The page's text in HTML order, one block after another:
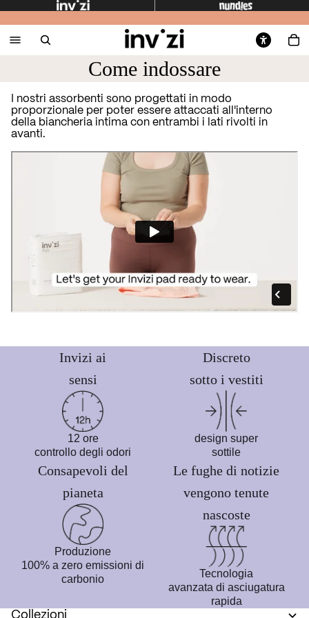
Come indossare
I nostri assorbenti sono progettati in modo
proporzionale per poter essere attaccati all'interno
della biancheria intima con entrambi i lati rivolti in
avanti.
Invizi ai
sensi
12 ore
controllo degli odori
Discreto
sotto i vestiti
design super
sottile
Consapevoli del
pianeta
Produzione
100% a zero emissioni di
carbonio
Le fughe di notizie
vengono tenute
nascoste
Tecnologia
avanzata di asciugatura
rapida